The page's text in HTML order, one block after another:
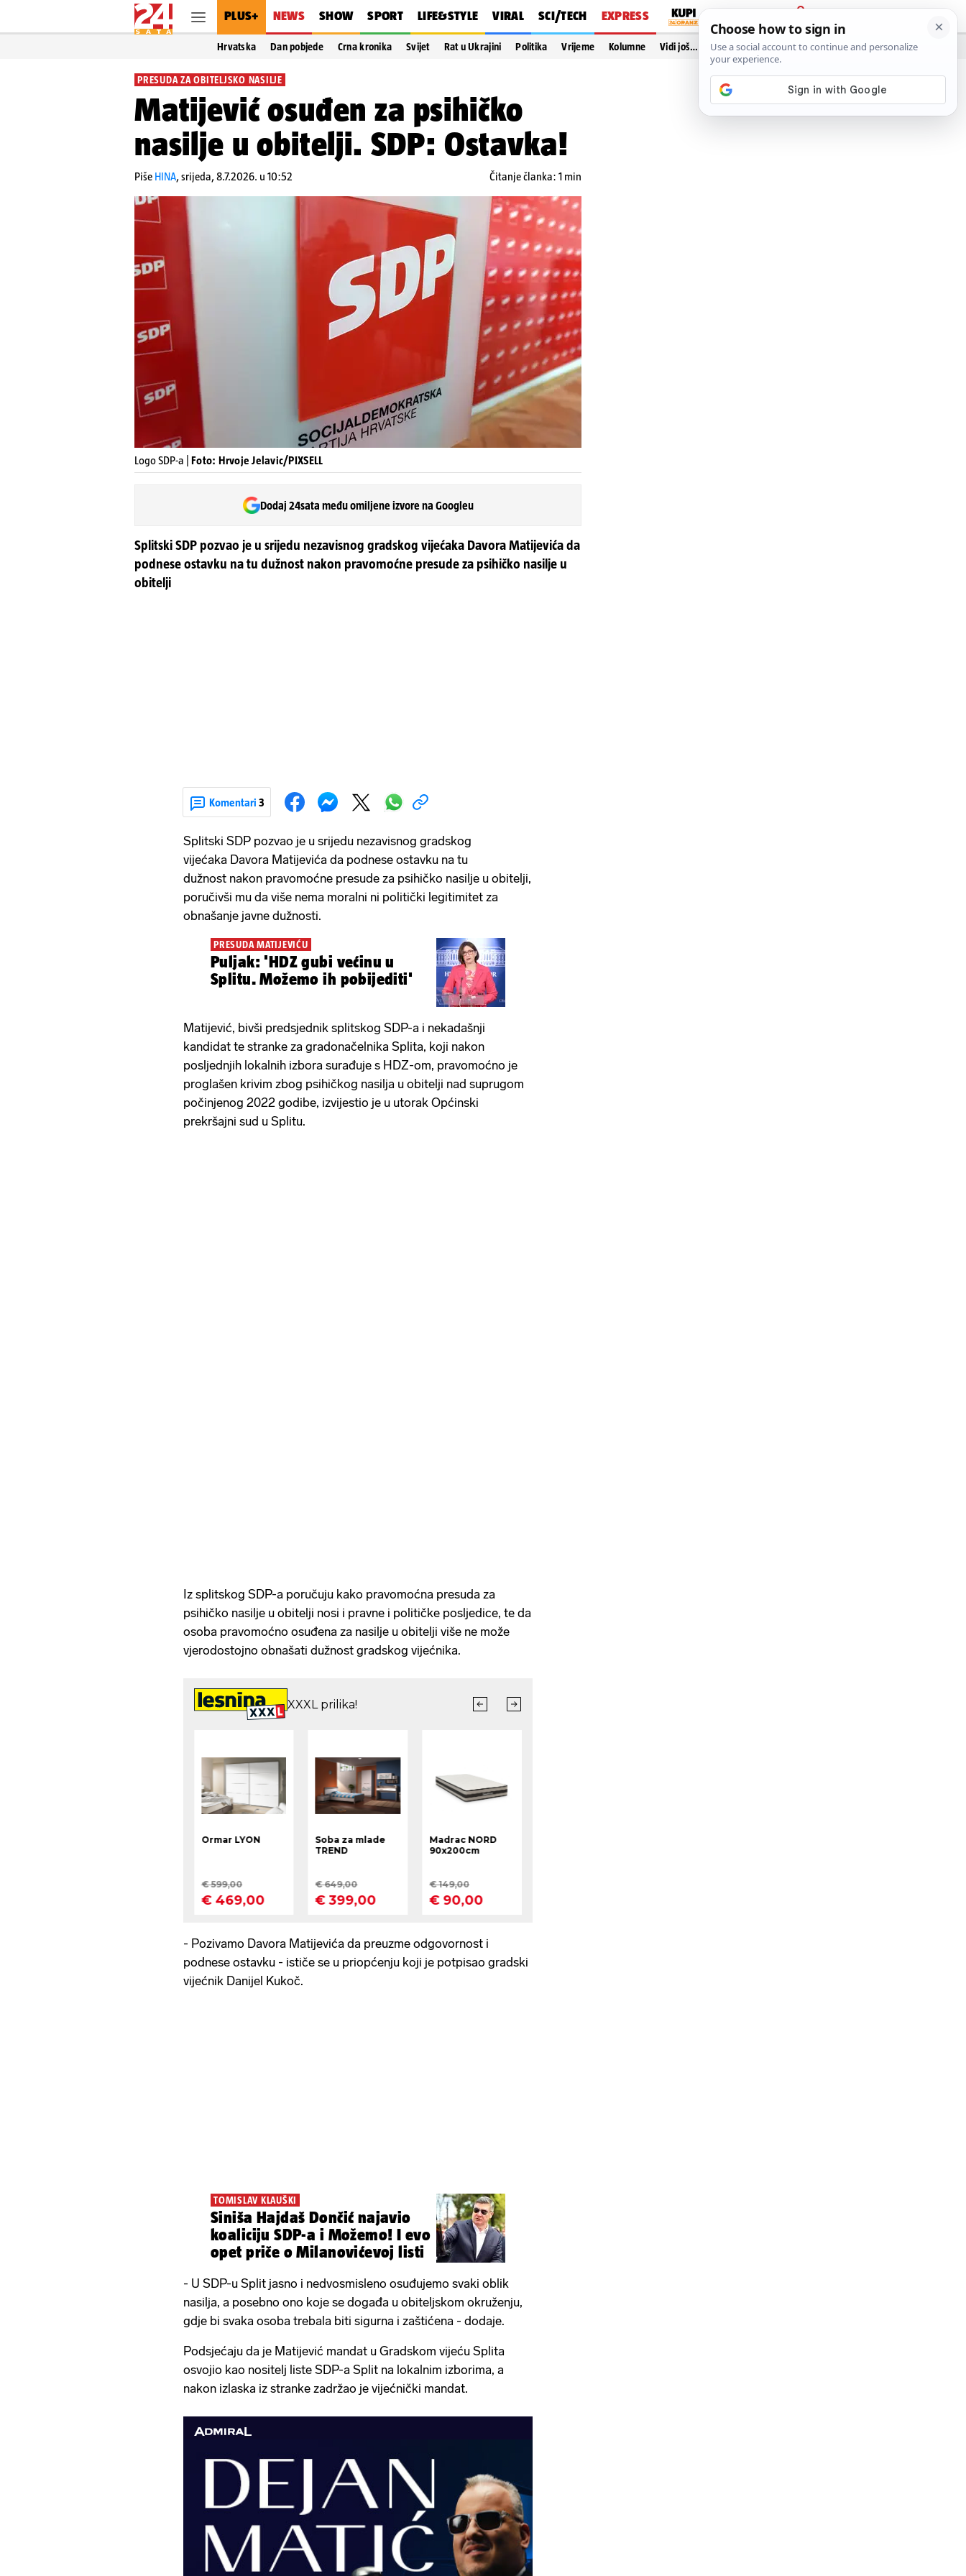
PLUS+ NEWS SHOW SPORT LIFE&STYLE VIRAL SCI/TECH EXPRESS
PRIJAVA
Hrvatska Dan pobjede Crna kronika Svijet Rat u Ukrajini Politika Vrijeme Kolumne Vidi još…
PRESUDA ZA OBITELJSKO NASILJE
Matijević osuđen za psihičko
nasilje u obitelji. SDP: Ostavka!
Piše HINA,srijeda, 8.7.2026. u 10:52 Čitanje članka: 1 min
Logo SDP-a | Foto: Hrvoje Jelavic/PIXSELL
Dodaj 24sata među omiljene izvore na Googleu
Splitski SDP pozvao je u srijedu nezavisnog gradskog vijećaka Davora Matijevića da
podnese ostavku na tu dužnost nakon pravomoćne presude za psihičko nasilje u
obitelji
Komentari 3
Splitski SDP pozvao je u srijedu nezavisnog gradskog
vijećaka Davora Matijevića da podnese ostavku na tu
dužnost nakon pravomoćne presude za psihičko nasilje u obitelji,
poručivši mu da više nema moralni ni politički legitimitet za
obnašanje javne dužnosti.
PRESUDA MATIJEVIĆU
Puljak: 'HDZ gubi većinu u
Splitu. Možemo ih pobijediti'
Matijević, bivši predsjednik splitskog SDP-a i nekadašnji
kandidat te stranke za gradonačelnika Splita, koji nakon
posljednjih lokalnih izbora surađuje s HDZ-om, pravomoćno je
proglašen krivim zbog psihičkog nasilja u obitelji nad suprugom
počinjenog 2022 godibe, izvijestio je u utorak Općinski
prekršajni sud u Splitu.
Iz splitskog SDP-a poručuju kako pravomoćna presuda za
psihičko nasilje u obitelji nosi i pravne i političke posljedice, te da
osoba pravomoćno osuđena za nasilje u obitelji više ne može
vjerodostojno obnašati dužnost gradskog vijećnika.
- Pozivamo Davora Matijevića da preuzme odgovornost i
podnese ostavku - ističe se u priopćenju koji je potpisao gradski
vijećnik Danijel Kukoč.
TOMISLAV KLAUŠKI
Siniša Hajdaš Dončić najavio
koaliciju SDP-a i Možemo! I evo
opet priče o Milanovićevoj listi
- U SDP-u Split jasno i nedvosmisleno osuđujemo svaki oblik
nasilja, a posebno ono koje se događa u obiteljskom okruženju,
gdje bi svaka osoba trebala biti sigurna i zaštićena - dodaje.
Podsjećaju da je Matijević mandat u Gradskom vijeću Splita
osvojio kao nositelj liste SDP-a Split na lokalnim izborima, a
nakon izlaska iz stranke zadržao je vijećnički mandat.